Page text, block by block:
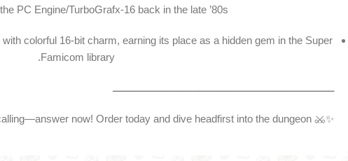
PC Engine/TurboGrafx‑16 back in the late ’80s.
colorful 16‑bit charm, earning its place as a hidden gem in the Super
Famicom library.
ـــــــــــــــــــــــــــــــــــــــــــــــــــــــــــــــــــــــــــــــ
✨⚔️ The crystals are calling—answer now! Order today and dive headfirst into the dungeon!